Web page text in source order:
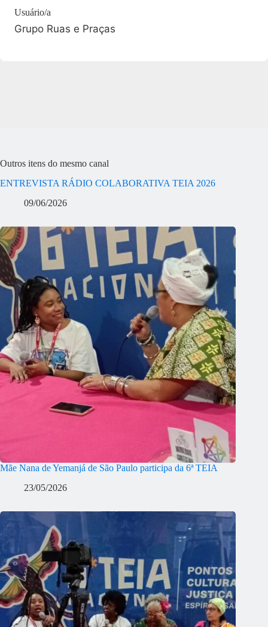
Usuário/a
Grupo Ruas e Praças
Outros itens do mesmo canal
ENTREVISTA RÁDIO COLABORATIVA TEIA 2026
09/06/2026
Mãe Nana de Yemanjá de São Paulo participa da 6ª TEIA
23/05/2026